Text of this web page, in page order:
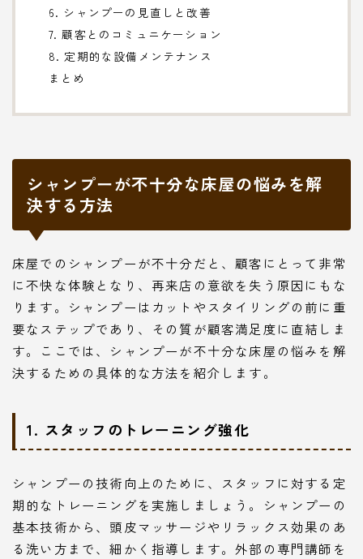
6. シャンプーの見直しと改善
7. 顧客とのコミュニケーション
8. 定期的な設備メンテナンス
まとめ
シャンプーが不十分な床屋の悩みを解
決する方法
床屋でのシャンプーが不十分だと、顧客にとって非常
に不快な体験となり、再来店の意欲を失う原因にもな
ります。シャンプーはカットやスタイリングの前に重
要なステップであり、その質が顧客満足度に直結しま
す。ここでは、シャンプーが不十分な床屋の悩みを解
決するための具体的な方法を紹介します。
1. スタッフのトレーニング強化
シャンプーの技術向上のために、スタッフに対する定
期的なトレーニングを実施しましょう。シャンプーの
基本技術から、頭皮マッサージやリラックス効果のあ
る洗い方まで、細かく指導します。外部の専門講師を